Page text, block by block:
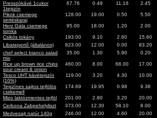
Presszókávé 1cukor
1tejszín
67.76 0.49 11.16 2.45
Pikok csemege
sertéskaraj
128.00 19.00 0.50 5.50
Herz Gála csemege
sonka
95.00 18.00 1.20 2.00
Csikós tokány 193.00 9.10 2.60
15.60
Libatepertő (általános)
823.00 12.00 0.00
83.20
chef select bianco salad
mix
35.00 1.30 5.90 0.20
Rice up brown rice chips
sour cream & onion
460.00 8.00 68.00 17.00
Tesco UHT kávétejszín
(10%)
119.00 3.20 4.30 10.00
Tejszínes sajtos tejfölös
csirkemell
174.69 19.95 0.98 9.38
Mizo laktózmentes tejföl 201.00 2.80 3.20
20.00
Cerbona Zabpehelyliszt
373.00 12.30 58.10
8.00
Medvesajt natúr 140g
246.00 12.00 4.60
20.00